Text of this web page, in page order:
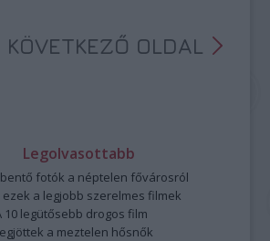
KÖVETKEZŐ OLDAL
Legolvasottabb
fotók a néptelen fővárosról
ezek a legjobb szerelmes filmek
10 legütősebb drogos film
a meztelen hősnők